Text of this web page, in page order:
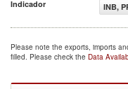
Indicador
INB,
Please note the exports, imports
filled. Please check the Data